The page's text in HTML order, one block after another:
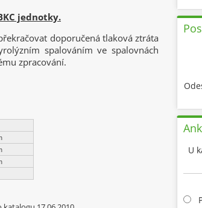
jednotky.
doporučená tlaková ztráta
spalováním ve spalovnách
zpracování.
U